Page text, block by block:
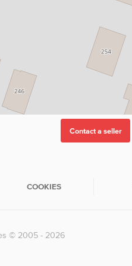
COOKIES
© 2005 - 2026